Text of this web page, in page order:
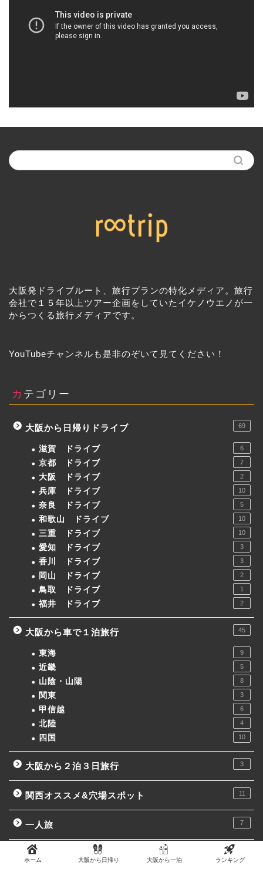
大阪発ドライブルート、旅行プランの特化メディア。旅行
会社で１５年以上ツアー企画をしていたイケノウエノが一
からつくる旅行メディアです。
YouTubeチャンネルも是非のぞいて見てください！
カテゴリー
大阪から日帰りドライブ 69
滋賀 ドライブ 6
京都 ドライブ 7
大阪 ドライブ 2
兵庫 ドライブ 10
奈良 ドライブ 5
和歌山 ドライブ 10
三重 ドライブ 10
愛知 ドライブ 3
香川 ドライブ 3
岡山 ドライブ 2
鳥取 ドライブ 1
福井 ドライブ 2
大阪から車で１泊旅行 45
東海 9
近畿 5
山陰・山陽 8
関東 3
甲信越 6
北陸 4
四国 10
大阪から２泊３日旅行 3
関西オススメ&穴場スポット 11
一人旅 7
泊まって良かった宿
ホーム 大阪から日帰り 大阪から一泊 ランキング